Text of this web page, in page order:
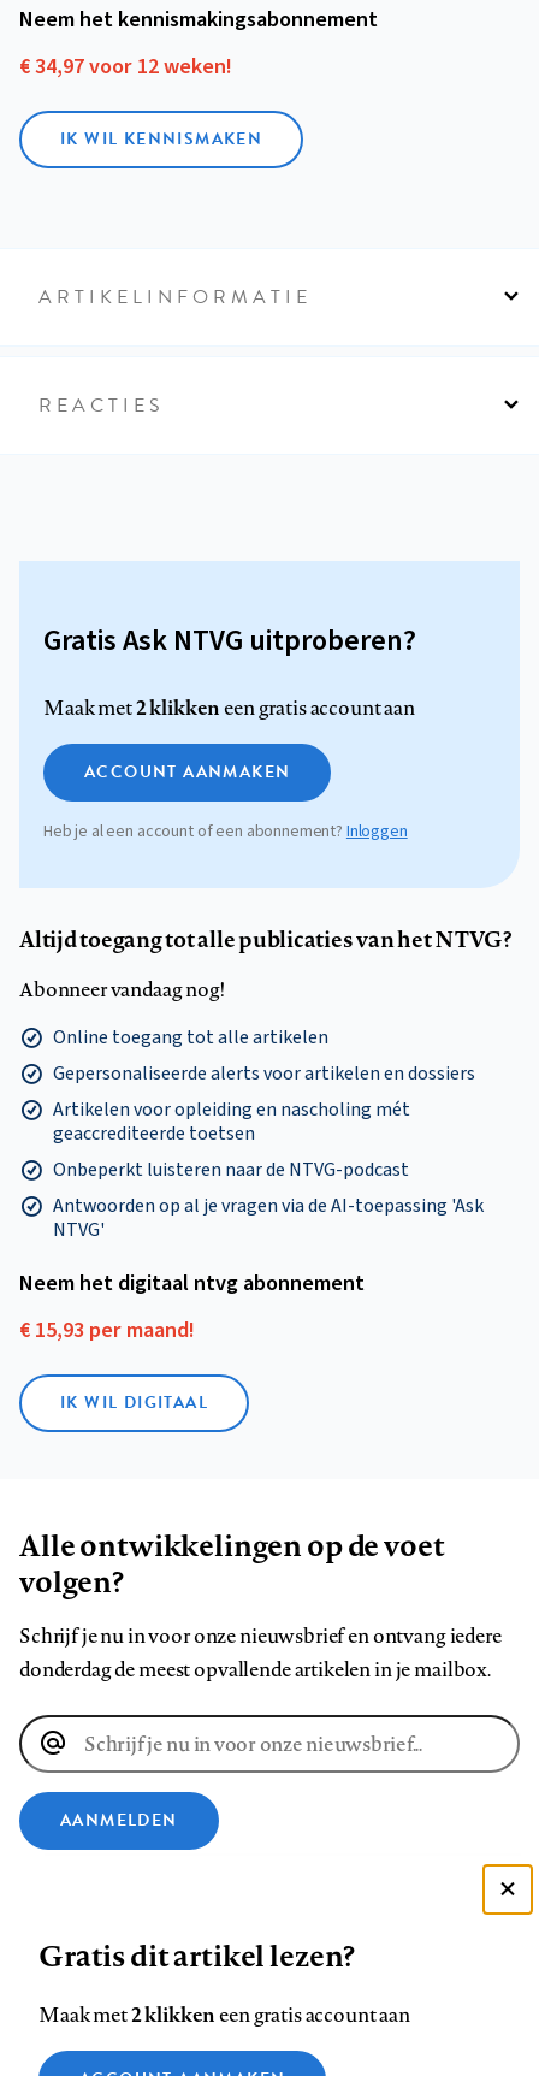
Neem het kennismakings­abonnement
€ 34,97 voor 12 weken!
IK WIL KENNISMAKEN
ARTIKELINFORMATIE
REACTIES
Gratis Ask NTVG uitproberen?
Maak met2 klikkeneen gratis account aan
ACCOUNT AANMAKEN
Heb je al een account of een abonnement?Inloggen
Altijd toegang tot alle publicaties van het NTVG?
Abonneer vandaag nog!
Online toegang tot alle artikelen
Gepersonaliseerde alerts voor artikelen en dossiers
Artikelen voor opleiding en nascholing mét
geaccrediteerde toetsen
Onbeperkt luisteren naar de NTVG-podcast
Antwoorden op al je vragen via de AI-toepassing 'Ask
NTVG'
Neem het digitaal ntvg abonnement
€ 15,93 per maand!
IK WIL DIGITAAL
Alle ontwikkelingen op de voet
volgen?
Schrijf je nu in voor onze nieuwsbrief en ontvang iedere
donderdag de meest opvallende artikelen in je mailbox.
E-
mailadres
AANMELDEN
ons
op
ons
op
ons
op
ons
op
ons
op
ons
Contact Colofon Disclaimer Privacy
Zie onze cookie policy
Gratis dit artikel lezen?
Maak met2 klikkeneen gratis account aan